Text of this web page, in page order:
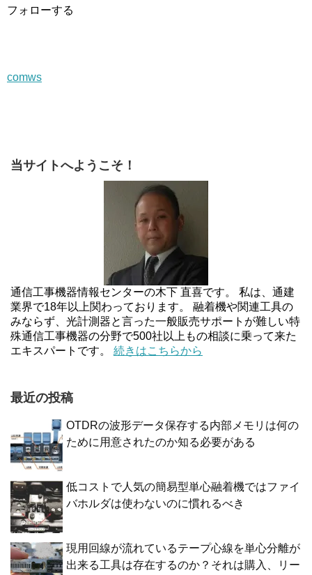
フォローする
comws
当サイトへようこそ！
通信工事機器情報センターの木下 直喜です。 私は、通建
業界で18年以上関わっております。 融着機や関連工具の
みならず、光計測器と言った一般販売サポートが難しい特
殊通信工事機器の分野で500社以上もの相談に乗って来た
エキスパートです。 続きはこちらから
最近の投稿
OTDRの波形データ保存する内部メモリは何の
ために用意されたのか知る必要がある
低コストで人気の簡易型単心融着機ではファイ
バホルダは使わないのに慣れるべき
現用回線が流れているテープ心線を単心分離が
出来る工具は存在するのか？それは購入、リー